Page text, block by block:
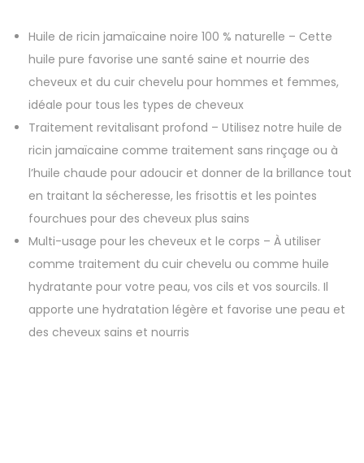
Huile de ricin jamaïcaine noire 100 % naturelle – Cette
huile pure favorise une santé saine et nourrie des
cheveux et du cuir chevelu pour hommes et femmes,
idéale pour tous les types de cheveux
Traitement revitalisant profond – Utilisez notre huile de
ricin jamaïcaine comme traitement sans rinçage ou à
l’huile chaude pour adoucir et donner de la brillance tout
en traitant la sécheresse, les frisottis et les pointes
fourchues pour des cheveux plus sains
Multi-usage pour les cheveux et le corps – À utiliser
comme traitement du cuir chevelu ou comme huile
hydratante pour votre peau, vos cils et vos sourcils. Il
apporte une hydratation légère et favorise une peau et
des cheveux sains et nourris